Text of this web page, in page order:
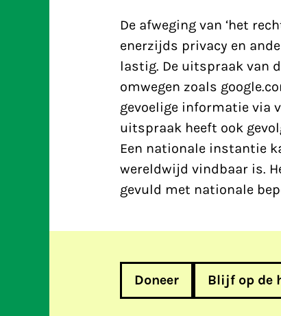
De afweging van ‘het
enerzijds privacy en
lastig. De uitspraak van
omwegen zoals
gevoelige informatie via
uitspraak heeft ook
Een nationale instantie
wereldwijd vindbaar is.
gevuld met nationale
Doneer Blijf op de